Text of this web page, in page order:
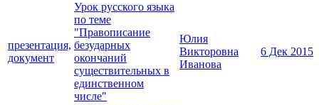
презентация,
документ
Урок русского языка
по теме
"Правописание
безударных
окончаний
существительных в
единственном
числе"
Юлия
Викторовна
Иванова
6 Дек 2015